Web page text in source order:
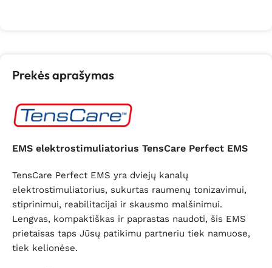
Prekės aprašymas
EMS elektrostimuliatorius TensCare Perfect EMS
TensCare Perfect EMS yra dviejų kanalų
elektrostimuliatorius, sukurtas raumenų tonizavimui,
stiprinimui, reabilitacijai ir skausmo malšinimui.
Lengvas, kompaktiškas ir paprastas naudoti, šis EMS
prietaisas taps Jūsų patikimu partneriu tiek namuose,
tiek kelionėse.